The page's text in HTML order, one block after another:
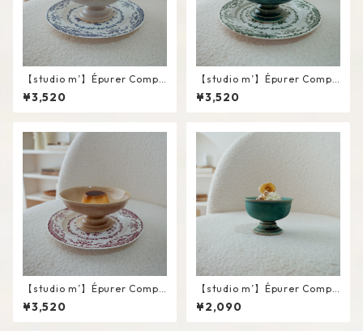
【studio m’】Épurer Compo
te #White / M
¥3,520
【studio m’】Épurer Compo
te #Turquoise blue / M
¥3,520
【studio m’】Épurer Compo
te #Pink beige / M
¥3,520
【studio m’】Épurer Compo
te #Turquoise blue / S
¥2,090